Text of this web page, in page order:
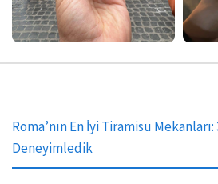
Roma’nın En İyi Tiramisu
Deneyimledik